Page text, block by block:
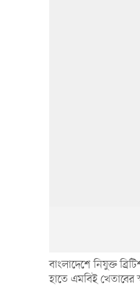
বাংলাদেশে নিযুক্ত
হাতে এমবিই খেতাবের